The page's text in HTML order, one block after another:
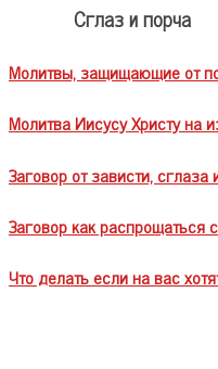
Сглаз и порча
Молитвы, защищающие от
Молитва Иисусу Христу на
Заговор от зависти, сглаза
Заговор как распрощаться
Что делать если на вас